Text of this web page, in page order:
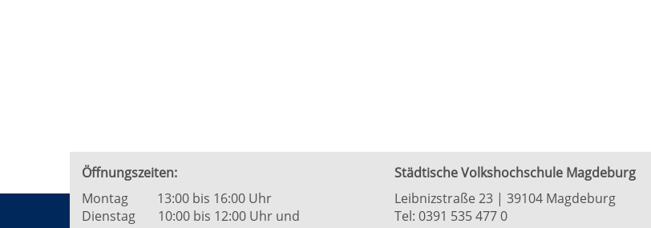
Öffnungszeiten:
Montag 13:00 bis 16:00 Uhr
Dienstag 10:00 bis 12:00 Uhr und
Städtische Volkshochschule Magdeburg
Leibnizstraße 23 | 39104 Magdeburg
Tel: 0391 535 477 0